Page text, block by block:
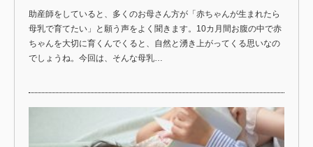
助産師をしていると、多くのお母さん方が「赤ちゃんが生まれたら
母乳で育てたい」と願う声をよく聞きます。10カ月間お腹の中で赤
ちゃんを大切に育くんでくると、自然と湧き上がってくる思いなの
でしょうね。今回は、そんな母乳…